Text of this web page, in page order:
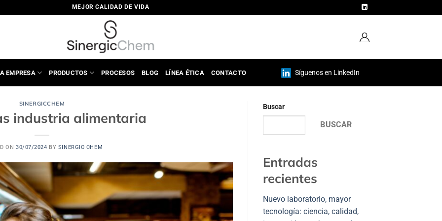
MEJOR CALIDAD DE VIDA
EMPRESA PRODUCTOS PROCESOS BLOG LÍNEA ÉTICA CONTACTO Síguenos en LinkedIn
SINERGICCHEM
industria alimentaria
ON 30/07/2024 BY SINERGIC CHEM
Buscar
BUSCAR
Entradas
recientes
Nuevo laboratorio, mayor
tecnología: ciencia, calidad,